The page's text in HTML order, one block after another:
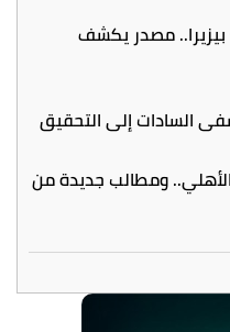
بيزيرا.. مصدر يكشف
ومطالب جديدة من